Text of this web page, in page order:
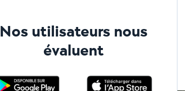
Nos utilisateurs nous
évaluent